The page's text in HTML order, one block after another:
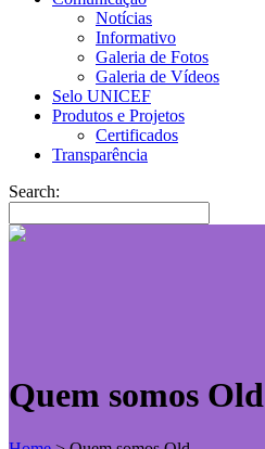
Notícias
Informativo
Galeria de Fotos
Galeria de Vídeos
Selo UNICEF
Produtos e Projetos
Certificados
Transparência
Search:
Quem somos Old